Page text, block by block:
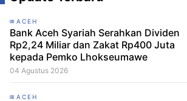
ACEH
Bank Aceh Syariah Serahkan Dividen
Rp2,24 Miliar dan Zakat Rp400 Juta
kepada Pemko Lhokseumawe
04 Agustus 2026
ACEH